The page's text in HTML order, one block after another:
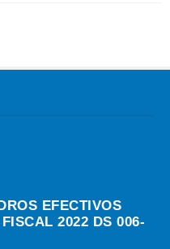
EFECTIVOS
2022 DS 006-